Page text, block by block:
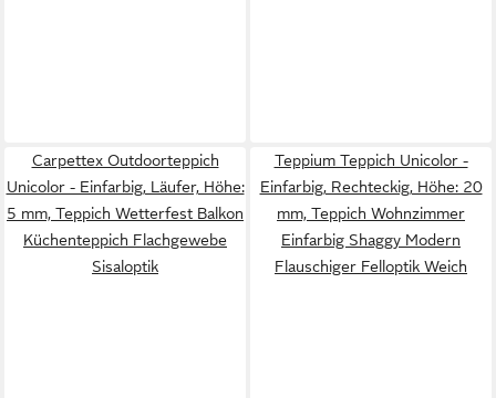
Carpettex Outdoorteppich
Unicolor - Einfarbig, Läufer, Höhe:
5 mm, Teppich Wetterfest Balkon
Küchenteppich Flachgewebe
Sisaloptik
Teppium Teppich Unicolor -
Einfarbig, Rechteckig, Höhe: 20
mm, Teppich Wohnzimmer
Einfarbig Shaggy Modern
Flauschiger Felloptik Weich